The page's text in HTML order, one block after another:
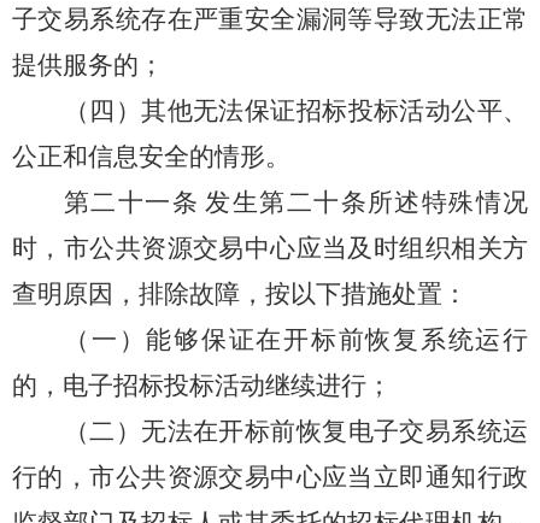
子交易系统存在严重安全漏洞等导致无法正常
提供服务的；
（四）其他无法保证招标投标活动公平、
公正和信息安全的情形。
第二十一条 发生第二十条所述特殊情况
时，市公共资源交易中心应当及时组织相关方
查明原因，排除故障，按以下措施处置：
（一）能够保证在开标前恢复系统运行
的，电子招标投标活动继续进行；
（二）无法在开标前恢复电子交易系统运
行的，市公共资源交易中心应当立即通知行政